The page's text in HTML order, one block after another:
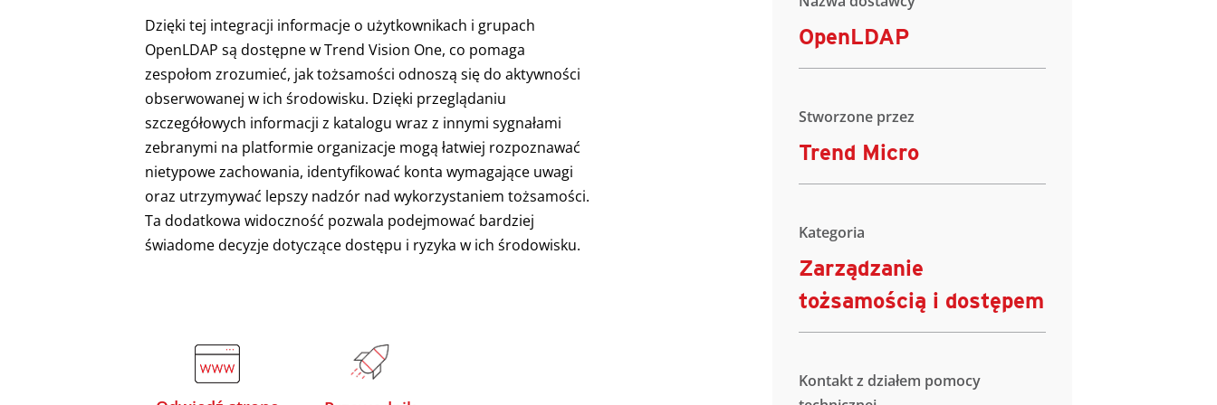
Dzięki tej integracji informacje o użytkownikach i grupach
OpenLDAP są dostępne w Trend Vision One, co pomaga
zespołom zrozumieć, jak tożsamości odnoszą się do aktywności
obserwowanej w ich środowisku. Dzięki przeglądaniu
szczegółowych informacji z katalogu wraz z innymi sygnałami
zebranymi na platformie organizacje mogą łatwiej rozpoznawać
nietypowe zachowania, identyfikować konta wymagające uwagi
oraz utrzymywać lepszy nadzór nad wykorzystaniem tożsamości.
Ta dodatkowa widoczność pozwala podejmować bardziej
świadome decyzje dotyczące dostępu i ryzyka w ich środowisku.
OpenLDAP
Stworzone przez
Trend Micro
Kategoria
Zarządzanie
tożsamością i dostępem
Kontakt z działem pomocy